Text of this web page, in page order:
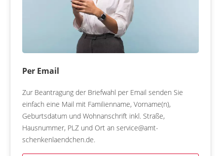
Per Email
Zur Beantragung der Briefwahl per Email senden Sie
einfach eine Mail mit Familienname, Vorname(n),
Geburtsdatum und Wohnanschrift inkl. Straße,
Hausnummer, PLZ und Ort an service@amt-
schenkenlaendchen.de.